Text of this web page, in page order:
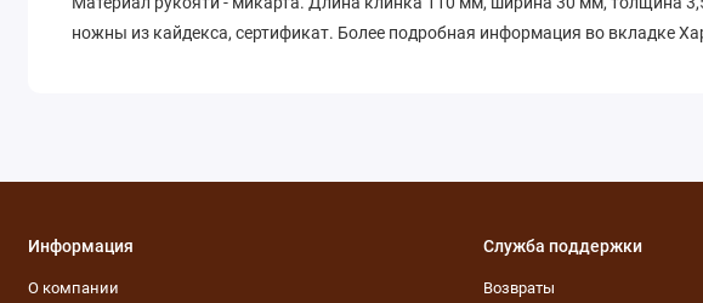
ножны из кайдекса, сертификат. Более подробная информация во вкладке
Информация
О компании
Служба поддержки
Возвраты